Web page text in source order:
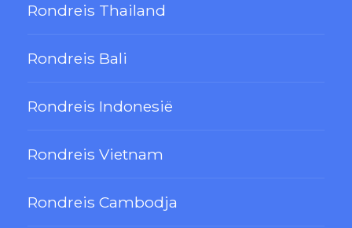
Rondreis Thailand
Rondreis Bali
Rondreis Indonesië
Rondreis Vietnam
Rondreis Cambodja